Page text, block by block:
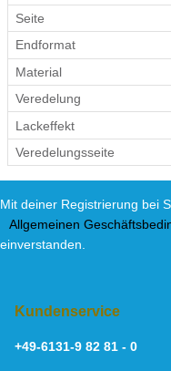
Seite
Endformat
Material
Veredelung
Lackeffekt
Veredelungsseite
Mit deiner Registrierung bei
Allgemeinen
einverstanden.
Kundenservice
+49-6131-9 82 81 - 0